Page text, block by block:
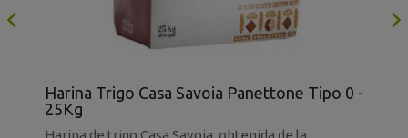
Harina Trigo Casa Savoia Panettone Tipo 0 -
25Kg
Harina de trigo Casa Savoia, obtenida de la